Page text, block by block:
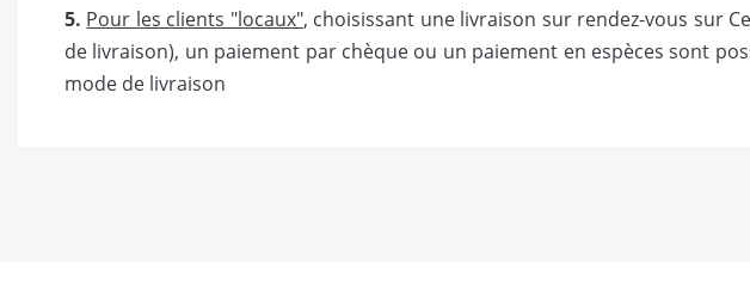
5. Pour les clients "locaux", choisissant une livraison sur rendez-vous sur
de livraison), un paiement par chèque ou un paiement en espèces sont
mode de livraison